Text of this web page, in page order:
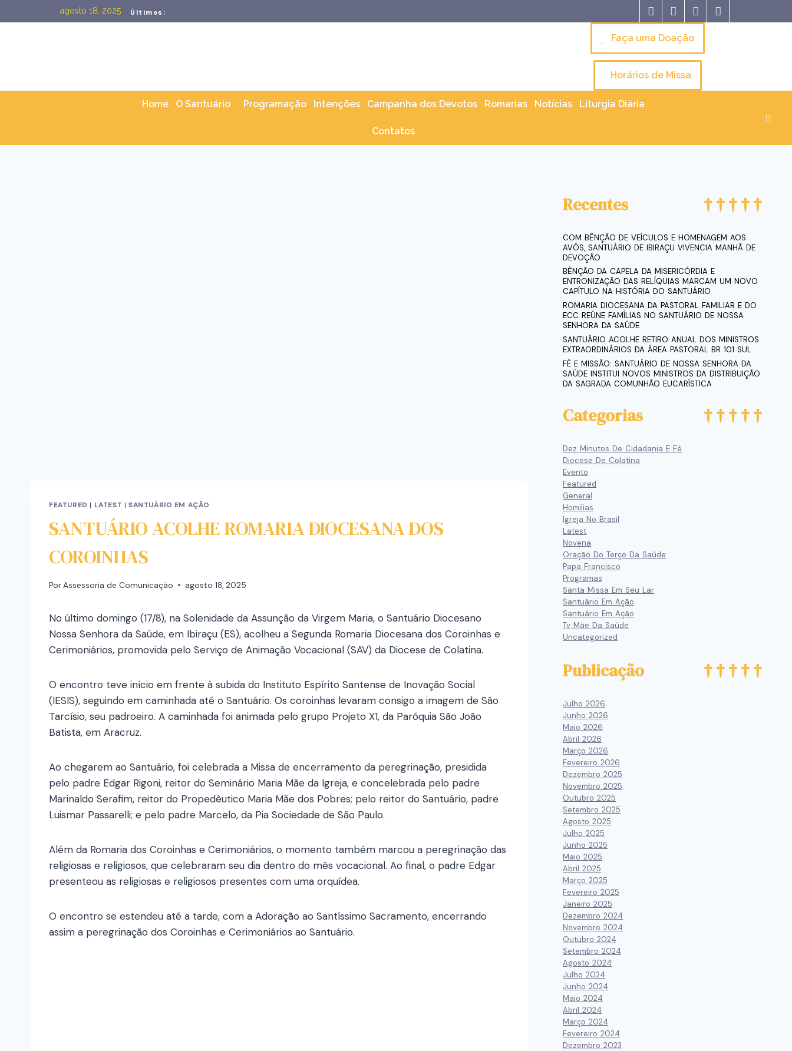
agosto 18, 2025 Últimos:
Faça uma Doação
Horários de Missa
Home O Santuário Programação Intenções Campanha dos Devotos Romarias Notícias Liturgia Diária
Contatos
FEATURED | LATEST | SANTUÁRIO EM AÇÃO
SANTUÁRIO ACOLHE ROMARIA DIOCESANA DOS
COROINHAS
PorAssessoria de Comunicação agosto 18, 2025
No último domingo (17/8), na Solenidade da Assunção da Virgem Maria, o Santuário Diocesano
Nossa Senhora da Saúde, em Ibiraçu (ES), acolheu a Segunda Romaria Diocesana dos Coroinhas e
Cerimoniários, promovida pelo Serviço de Animação Vocacional (SAV) da Diocese de Colatina.
O encontro teve início em frente à subida do Instituto Espírito Santense de Inovação Social
(IESIS), seguindo em caminhada até o Santuário. Os coroinhas levaram consigo a imagem de São
Tarcísio, seu padroeiro. A caminhada foi animada pelo grupo Projeto X1, da Paróquia São João
Batista, em Aracruz.
Ao chegarem ao Santuário, foi celebrada a Missa de encerramento da peregrinação, presidida
pelo padre Edgar Rigoni, reitor do Seminário Maria Mãe da Igreja, e concelebrada pelo padre
Marinaldo Serafim, reitor do Propedêutico Maria Mãe dos Pobres; pelo reitor do Santuário, padre
Luismar Passarelli; e pelo padre Marcelo, da Pia Sociedade de São Paulo.
Além da Romaria dos Coroinhas e Cerimoniários, o momento também marcou a peregrinação das
religiosas e religiosos, que celebraram seu dia dentro do mês vocacional. Ao final, o padre Edgar
presenteou as religiosas e religiosos presentes com uma orquídea.
O encontro se estendeu até a tarde, com a Adoração ao Santíssimo Sacramento, encerrando
assim a peregrinação dos Coroinhas e Cerimoniários ao Santuário.
Recentes
COM BÊNÇÃO DE VEÍCULOS E HOMENAGEM AOS
AVÓS, SANTUÁRIO DE IBIRAÇU VIVENCIA MANHÃ DE
DEVOÇÃO
BÊNÇÃO DA CAPELA DA MISERICÓRDIA E
ENTRONIZAÇÃO DAS RELÍQUIAS MARCAM UM NOVO
CAPÍTULO NA HISTÓRIA DO SANTUÁRIO
ROMARIA DIOCESANA DA PASTORAL FAMILIAR E DO
ECC REÚNE FAMÍLIAS NO SANTUÁRIO DE NOSSA
SENHORA DA SAÚDE
SANTUÁRIO ACOLHE RETIRO ANUAL DOS MINISTROS
EXTRAORDINÁRIOS DA ÁREA PASTORAL BR 101 SUL
FÉ E MISSÃO: SANTUÁRIO DE NOSSA SENHORA DA
SAÚDE INSTITUI NOVOS MINISTROS DA DISTRIBUIÇÃO
DA SAGRADA COMUNHÃO EUCARÍSTICA
Categorias
Dez Minutos De Cidadania E Fé
Diocese De Colatina
Evento
Featured
General
Homilias
Igreja No Brasil
Latest
Novena
Oração Do Terço Da Saúde
Papa Francisco
Programas
Santa Missa Em Seu Lar
Santuário Em Ação
Santuário Em Ação
Tv Mãe Da Saúde
Uncategorized
Publicação
Julho 2026
Junho 2026
Maio 2026
Abril 2026
Março 2026
Fevereiro 2026
Dezembro 2025
Novembro 2025
Outubro 2025
Setembro 2025
Agosto 2025
Julho 2025
Junho 2025
Maio 2025
Abril 2025
Março 2025
Fevereiro 2025
Janeiro 2025
Dezembro 2024
Novembro 2024
Outubro 2024
Setembro 2024
Agosto 2024
Julho 2024
Junho 2024
Maio 2024
Abril 2024
Março 2024
Fevereiro 2024
Dezembro 2023